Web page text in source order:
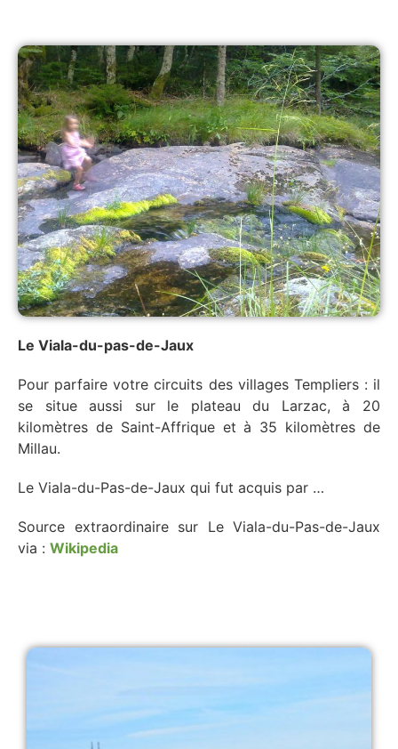
Le Viala-du-pas-de-Jaux
Pour parfaire votre circuits des villages Templiers : il
se situe aussi sur le plateau du Larzac, à 20
kilomètres de Saint-Affrique et à 35 kilomètres de
Millau.
Le Viala-du-Pas-de-Jaux qui fut acquis par …
Source extraordinaire sur Le Viala-du-Pas-de-Jaux
via : Wikipedia